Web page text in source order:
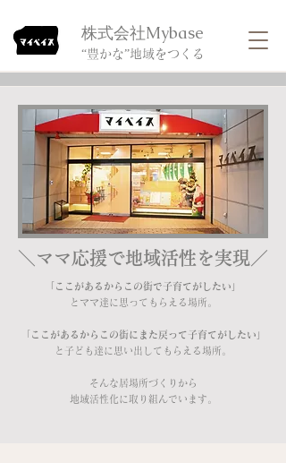
​“豊かな”地域をつくる
​株式会社Mybase
​＼ママ応援で地域活性を実現／
「ここがあるからこの街で子育てがしたい」
​とママ達に思ってもらえる場所。
ここがあるからこの街にまた戻って子育てがしたい」
と子ども達に思い出してもらえる場所。​
​そんな居場所づくりから
地域活性化に取り組んでいます。